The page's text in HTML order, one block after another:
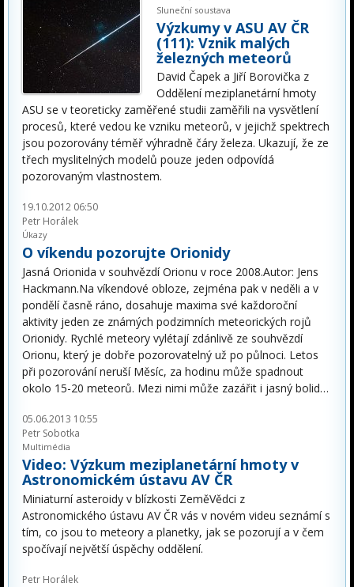
Sluneční soustava
Výzkumy v ASU AV ČR
(111): Vznik malých
železných meteorů
David Čapek a Jiří Borovička z
Oddělení meziplanetární hmoty
ASU se v teoreticky zaměřené studii zaměřili na vysvětlení
procesů, které vedou ke vzniku meteorů, v jejichž spektrech
jsou pozorovány téměř výhradně čáry železa. Ukazují, že ze
třech myslitelných modelů pouze jeden odpovídá
pozorovaným vlastnostem.
19.10.2012 06:50
Petr Horálek
Úkazy
O víkendu pozorujte Orionidy
Jasná Orionida v souhvězdí Orionu v roce 2008.Autor: Jens
Hackmann.Na víkendové obloze, zejména pak v neděli a v
pondělí časně ráno, dosahuje maxima své každoroční
aktivity jeden ze známých podzimních meteorických rojů
Orionidy. Rychlé meteory vylétají zdánlivě ze souhvězdí
Orionu, který je dobře pozorovatelný už po půlnoci. Letos
při pozorování neruší Měsíc, za hodinu může spadnout
okolo 15-20 meteorů. Mezi nimi může zazářit i jasný bolid…
05.06.2013 10:55
Petr Sobotka
Multimédia
Video: Výzkum meziplanetární hmoty v
Astronomickém ústavu AV ČR
Miniaturní asteroidy v blízkosti ZeměVědci z
Astronomického ústavu AV ČR vás v novém videu seznámí s
tím, co jsou to meteory a planetky, jak se pozorují a v čem
spočívají největší úspěchy oddělení.
Petr Horálek